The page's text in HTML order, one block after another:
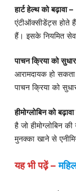
हार्ट हेल्थ को बढ़ावा –
एंटीऑक्सीडेंट्स होते
हैं। इसके नियमित
पाचन क्रिया को
आरामदायक हो
पाचन क्रिया को
हीमोग्लोबिन को
है जो हीमोग्लोबिन
मुनक्का खाने से
यह भी पढ़ें –